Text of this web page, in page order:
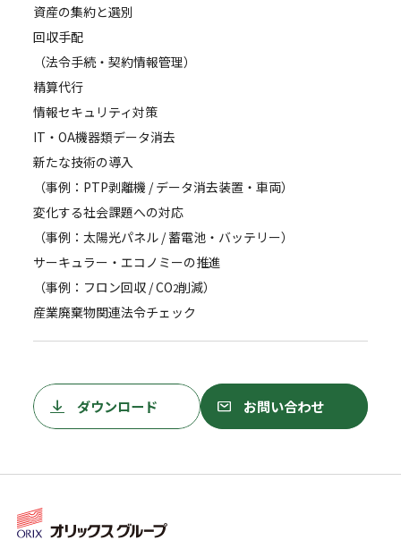
資産の集約と選別
回収手配
（法令手続・契約情報管理）
精算代行
情報セキュリティ対策
IT・OA機器類データ消去
新たな技術の導入
（事例：PTP剥離機 / データ消去装置・車両）
変化する社会課題への対応
（事例：太陽光パネル / 蓄電池・バッテリー）
サーキュラー・エコノミーの推進
（事例：フロン回収 / CO2削減）
産業廃棄物関連法令チェック
ダウンロード
ダウンロード
お問い合わせ